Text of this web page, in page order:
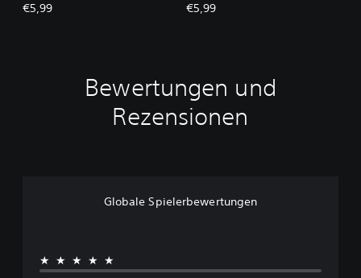
€5,99 €5,99
Bewertungen und
Rezensionen
Globale Spielerbewertungen
★★★★★